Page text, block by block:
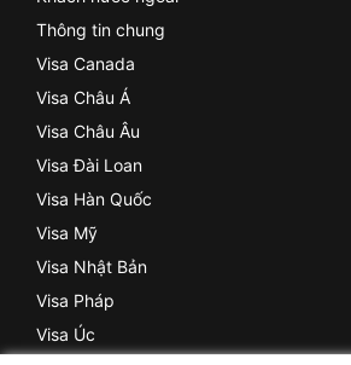
Thông tin chung
Visa Canada
Visa Châu Á
Visa Châu Âu
Visa Đài Loan
Visa Hàn Quốc
Visa Mỹ
Visa Nhật Bản
Visa Pháp
Visa Úc